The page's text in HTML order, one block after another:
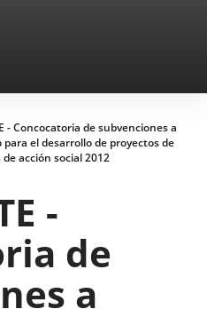
- Concocatoria de subvenciones a
el desarrollo de proyectos de
acción social 2012
-
de
a